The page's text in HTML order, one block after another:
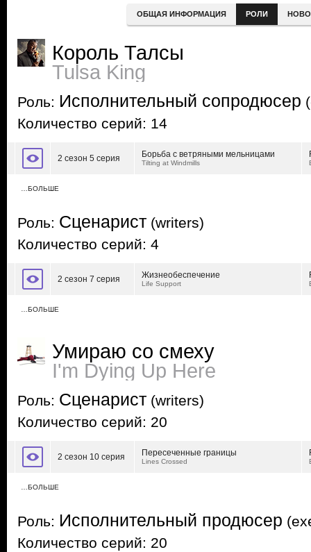
ОБЩАЯ ИНФОРМАЦИЯ РОЛИ
Король Талсы
Tulsa King
Роль: Исполнительный сопродюсер
Количество серий: 14
2 сезон 5 серия Борьба с ветряными мельницами
Tilting at Windmills
…БОЛЬШЕ
Роль: Сценарист (writers)
Количество серий: 4
2 сезон 7 серия Жизнеобеспечение
Life Support
…БОЛЬШЕ
Умираю со смеху
I'm Dying Up Here
Роль: Сценарист (writers)
Количество серий: 20
2 сезон 10 серия Пересеченные границы
Lines Crossed
…БОЛЬШЕ
Роль: Исполнительный продюсер
Количество серий: 20